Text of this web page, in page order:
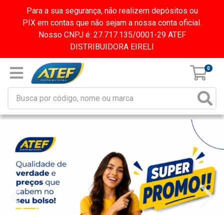
Para a sua segurança, não realizem depósitos ou
PIX em contas que não sejam a nossa conta oficial.
Nosso CNPJ é: 27.717.135/0001-29 ATEF
DISTRIBUIDORA EIRELI
0